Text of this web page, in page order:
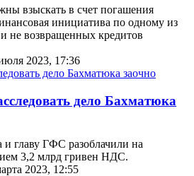
взыскать в счет погашения
инициатива по одному из
не возвращенных кредитов
2023, 17:36
дело Бахматюка
и главу ГФС разоблачили на
3,2 млрд гривен НДС.
2023, 12:55